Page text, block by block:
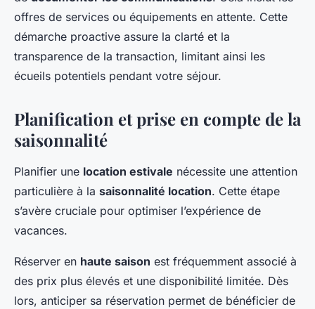
offres de services ou équipements en attente. Cette
démarche proactive assure la clarté et la
transparence de la transaction, limitant ainsi les
écueils potentiels pendant votre séjour.
Planification et prise en compte de la
saisonnalité
Planifier une location estivale nécessite une attention
particulière à la saisonnalité location. Cette étape
s’avère cruciale pour optimiser l’expérience de
vacances.
Réserver en haute saison est fréquemment associé à
des prix plus élevés et une disponibilité limitée. Dès
lors, anticiper sa réservation permet de bénéficier de